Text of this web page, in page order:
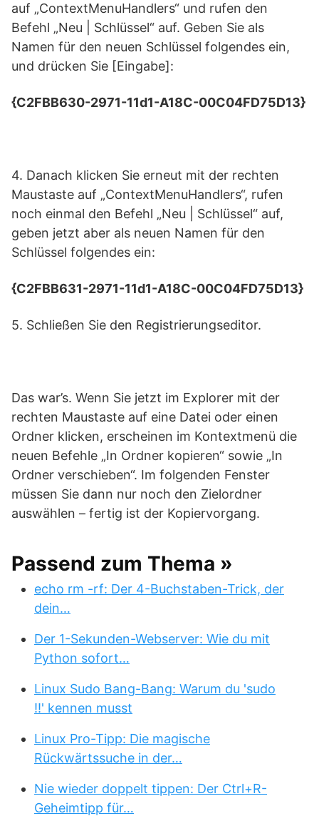
auf „ContextMenuHandlers“ und rufen den
Befehl „Neu | Schlüssel“ auf. Geben Sie als
Namen für den neuen Schlüssel folgendes ein,
und drücken Sie [Eingabe]:
{C2FBB630-2971-11d1-A18C-00C04FD75D13}
4. Danach klicken Sie erneut mit der rechten
Maustaste auf „ContextMenuHandlers“, rufen
noch einmal den Befehl „Neu | Schlüssel“ auf,
geben jetzt aber als neuen Namen für den
Schlüssel folgendes ein:
{C2FBB631-2971-11d1-A18C-00C04FD75D13}
5. Schließen Sie den Registrierungseditor.
Das war’s. Wenn Sie jetzt im Explorer mit der
rechten Maustaste auf eine Datei oder einen
Ordner klicken, erscheinen im Kontextmenü die
neuen Befehle „In Ordner kopieren“ sowie „In
Ordner verschieben“. Im folgenden Fenster
müssen Sie dann nur noch den Zielordner
auswählen – fertig ist der Kopiervorgang.
Passend zum Thema »
echo rm -rf: Der 4-Buchstaben-Trick, der
dein…
Der 1-Sekunden-Webserver: Wie du mit
Python sofort…
Linux Sudo Bang-Bang: Warum du 'sudo
!!' kennen musst
Linux Pro-Tipp: Die magische
Rückwärtssuche in der…
Nie wieder doppelt tippen: Der Ctrl+R-
Geheimtipp für…